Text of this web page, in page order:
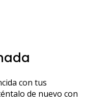
con tus
de nuevo con